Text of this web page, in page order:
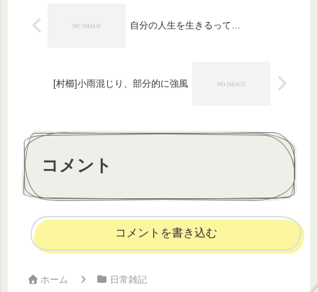
自分の人生を生きるって…
[村櫛]小雨混じり、部分的に強風
コメント
コメントを書き込む
ホーム 日常雑記